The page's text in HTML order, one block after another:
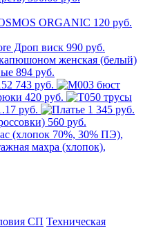
120 руб.
990 руб.
894 руб.
743 руб.
420 руб.
руб.
1 345 руб.
560 руб.
СП Техническая